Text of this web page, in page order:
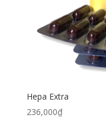
Hepa Extra
236,000₫